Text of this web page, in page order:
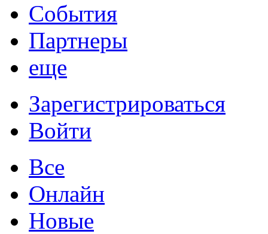
События
Партнеры
еще
Зарегистрироваться
Войти
Все
Онлайн
Новые